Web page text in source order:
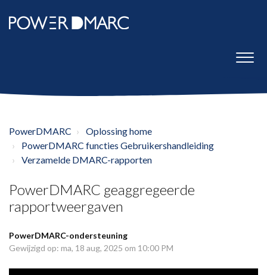
PowerDMARC
Oplossing home
PowerDMARC functies Gebruikershandleiding
Verzamelde DMARC-rapporten
PowerDMARC geaggregeerde
rapportweergaven
PowerDMARC-ondersteuning
Gewijzigd op: ma, 18 aug, 2025 om 10:00 PM